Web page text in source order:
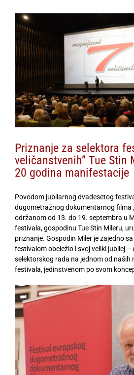
View
Larger
Image
Priznanje za selektora
veličanstvenih” Tue Stin
20 godina manifestacije
Povodom jubilarnog dvadesetog
dugometražnog dokumentarnog filma
održanom od 13. do 19. septembra u
festivala, gospodinu Tue Stin Mileru,
priznanje. Gospodin Miler je zajedno
festivalom obeležio i svoj veliki jubilej –
selektorskog rada na jednom od naših
festivala, jedinstvenom po svom